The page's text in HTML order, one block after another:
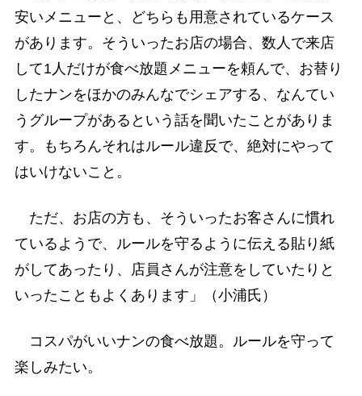
安いメニューと、どちらも用意されているケース
があります。そういったお店の場合、数人で来店
して1人だけが食べ放題メニューを頼んで、お替り
したナンをほかのみんなでシェアする、なんてい
うグループがあるという話を聞いたことがありま
す。もちろんそれはルール違反で、絶対にやって
はいけないこと。
ただ、お店の方も、そういったお客さんに慣れ
ているようで、ルールを守るように伝える貼り紙
がしてあったり、店員さんが注意をしていたりと
いったこともよくあります」（小浦氏）
コスパがいいナンの食べ放題。ルールを守って
楽しみたい。